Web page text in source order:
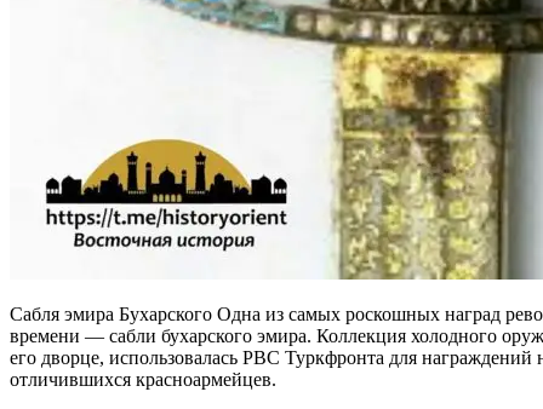
Сабля эмира Бухарского Одна из самых роскошных наград
времени — сабли бухарского эмира. Коллекция холодного
его дворце, использовалась РВС Туркфронта для награждений
отличившихся красноармейцев.